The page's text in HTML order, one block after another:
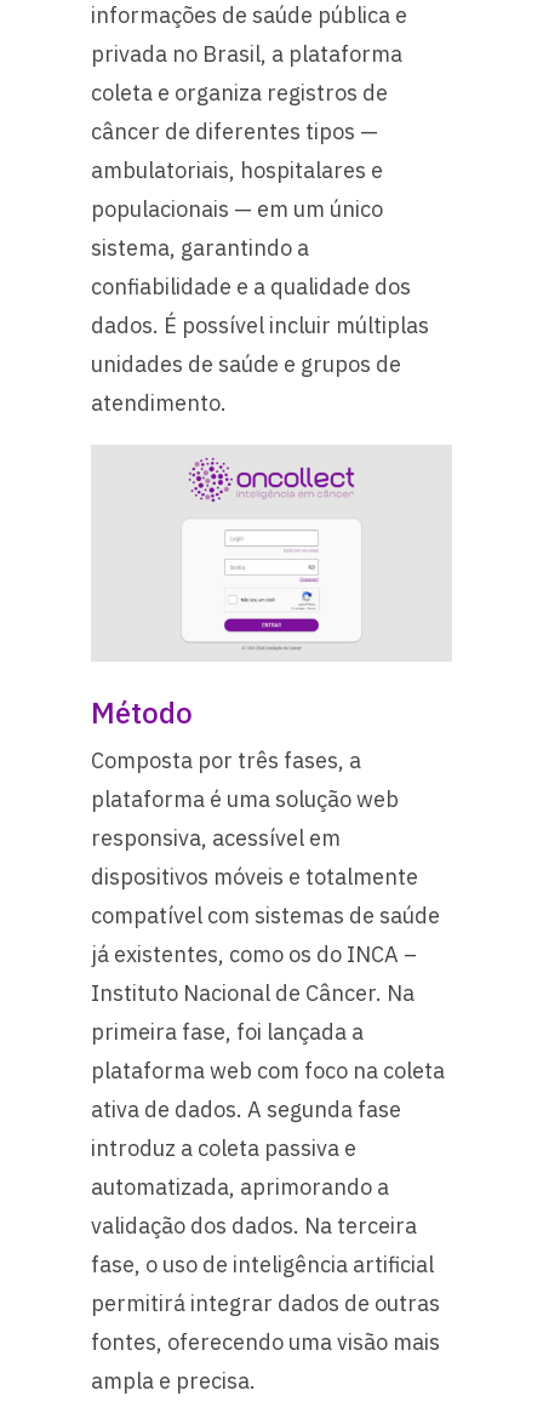
informações de saúde pública e
privada no Brasil, a plataforma
coleta e organiza registros de
câncer de diferentes tipos —
ambulatoriais, hospitalares e
populacionais — em um único
sistema, garantindo a
confiabilidade e a qualidade dos
dados. É possível incluir múltiplas
unidades de saúde e grupos de
atendimento.
Método
Composta por três fases, a
plataforma é uma solução web
responsiva, acessível em
dispositivos móveis e totalmente
compatível com sistemas de saúde
já existentes, como os do INCA –
Instituto Nacional de Câncer. Na
primeira fase, foi lançada a
plataforma web com foco na coleta
ativa de dados. A segunda fase
introduz a coleta passiva e
automatizada, aprimorando a
validação dos dados. Na terceira
fase, o uso de inteligência artificial
permitirá integrar dados de outras
fontes, oferecendo uma visão mais
ampla e precisa.